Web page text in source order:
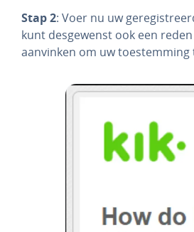
Stap 2: Voer nu uw
kunt des­ge­wenst ook een
aanvinken om uw toe­stem­ming